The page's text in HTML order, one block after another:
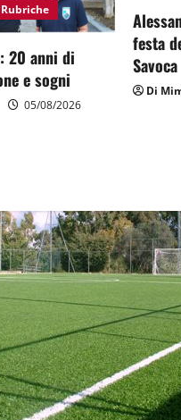
Rubriche
20 anni di
e sogni
05/08/2026
festa
Savoca
Di